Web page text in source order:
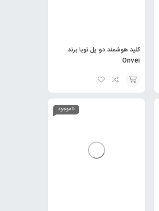
کلید هوشمند دو پل تویا برند
Onvei
انتخاب
ناموجود